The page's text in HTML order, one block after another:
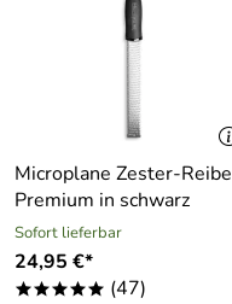
Microplane Zester-Reibe
Premium in schwarz
Sofort lieferbar
24,95 €*
***** (47)